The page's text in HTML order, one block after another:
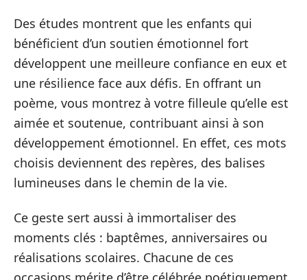
Des études montrent que les enfants qui
bénéficient d’un soutien émotionnel fort
développent une meilleure confiance en eux et
une résilience face aux défis. En offrant un
poème, vous montrez à votre filleule qu’elle est
aimée et soutenue, contribuant ainsi à son
développement émotionnel. En effet, ces mots
choisis deviennent des repères, des balises
lumineuses dans le chemin de la vie.
Ce geste sert aussi à immortaliser des
moments clés : baptêmes, anniversaires ou
réalisations scolaires. Chacune de ces